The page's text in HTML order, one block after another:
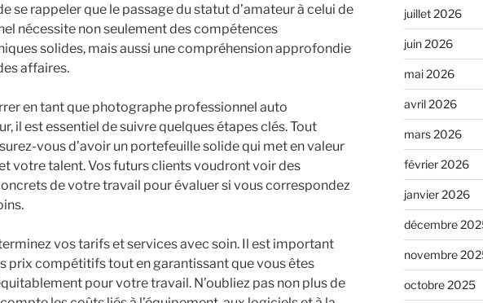
se rappeler que le passage du statut d’amateur à celui de
nécessite non seulement des compétences
solides, mais aussi une compréhension approfondie
affaires.
en tant que photographe professionnel auto
il est essentiel de suivre quelques étapes clés. Tout
vous d’avoir un portefeuille solide qui met en valeur
votre talent. Vos futurs clients voudront voir des
de votre travail pour évaluer si vous correspondez
vos tarifs et services avec soin. Il est important
prix compétitifs tout en garantissant que vous êtes
pour votre travail. N’oubliez pas non plus de
juillet 2026
juin 2026
mai 2026
avril 2026
mars 2026
février 2026
janvier 2026
décembre
novembre
octobre 2025